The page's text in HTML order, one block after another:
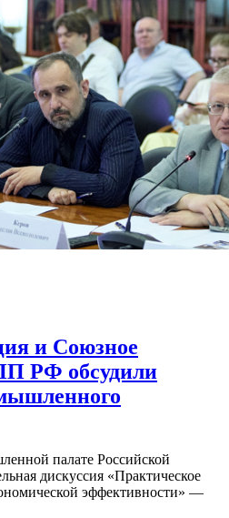
и Союзное
РФ обсудили
палате Российской
дискуссия «Практическое
эффективности» —